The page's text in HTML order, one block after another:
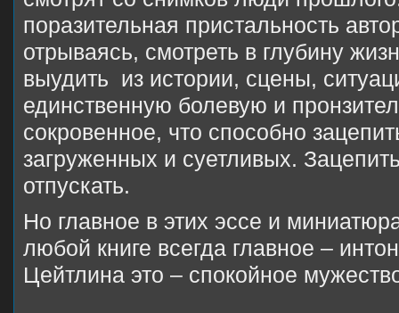
поразительная пристальность
отрываясь, смотреть в глубину
выудить из истории, сцены,
единственную болевую и
сокровенное, что способно
загруженных и суетливых.
отпускать.
Но главное в этих эссе и
любой книге всегда главное –
Цейтлина это – спокойное